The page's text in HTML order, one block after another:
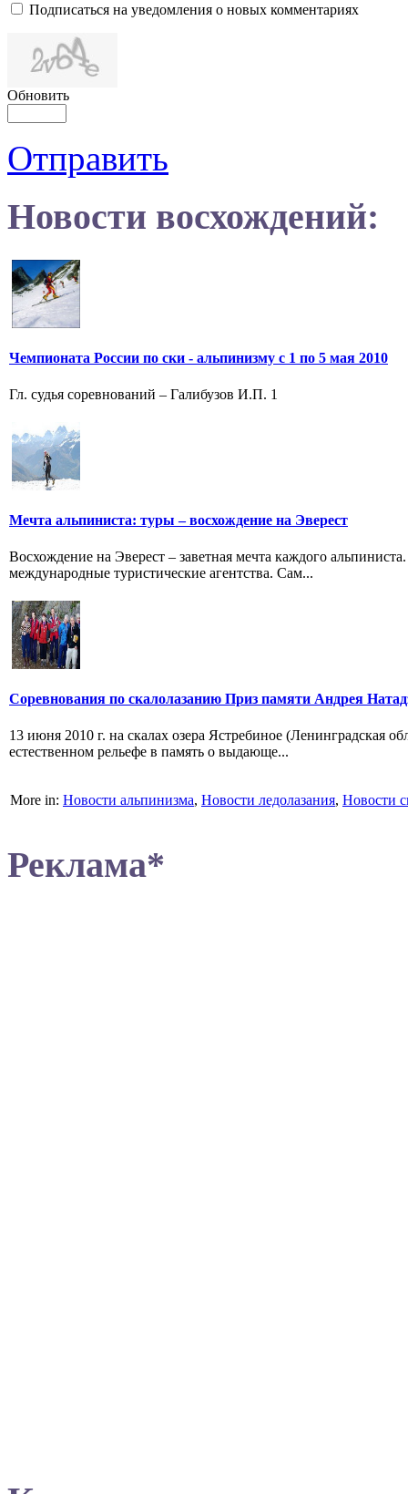
Подписаться на уведомления о новых комментариях
Обновить
Отправить
Новости восхождений:
Чемпионата России по ски - альпинизму с 1 по 5 мая 2010
Гл. судья соревнований – Галибузов И.П. 1
Мечта альпиниста: туры – восхождение на Эверест
Восхождение на Эверест – заветная мечта каждого
международные туристические агентства. Сам...
Соревнования по скалолазанию Приз памяти Андрея
13 июня 2010 г. на скалах озера Ястребиное (Ленинградская
естественном рельефе в память о выдающе...
More in: Новости альпинизма, Новости ледолазания, Новости
Реклама*